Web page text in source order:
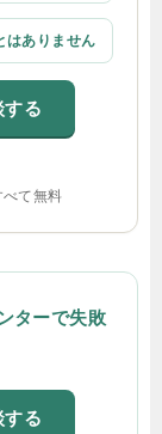
はありません
る
て無料
ターで失敗
する